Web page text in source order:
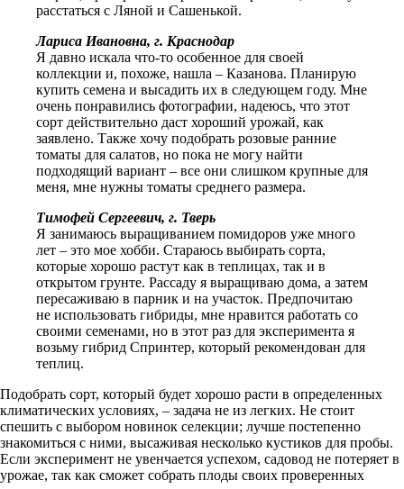
расстаться с Ляной и Сашенькой.
Лариса Ивановна, г. Краснодар
Я давно искала что-то особенное для своей
коллекции и, похоже, нашла – Казанова. Планирую
купить семена и высадить их в следующем году. Мне
очень понравились фотографии, надеюсь, что этот
сорт действительно даст хороший урожай, как
заявлено. Также хочу подобрать розовые ранние
томаты для салатов, но пока не могу найти
подходящий вариант – все они слишком крупные для
меня, мне нужны томаты среднего размера.
Тимофей Сергеевич, г. Тверь
Я занимаюсь выращиванием помидоров уже много
лет – это мое хобби. Стараюсь выбирать сорта,
которые хорошо растут как в теплицах, так и в
открытом грунте. Рассаду я выращиваю дома, а затем
пересаживаю в парник и на участок. Предпочитаю
не использовать гибриды, мне нравится работать со
своими семенами, но в этот раз для эксперимента я
возьму гибрид Спринтер, который рекомендован для
теплиц.
Подобрать сорт, который будет хорошо расти в определенных
климатических условиях, – задача не из легких. Не стоит
спешить с выбором новинок селекции; лучше постепенно
знакомиться с ними, высаживая несколько кустиков для пробы.
Если эксперимент не увенчается успехом, садовод не потеряет в
урожае, так как сможет собрать плоды своих проверенных